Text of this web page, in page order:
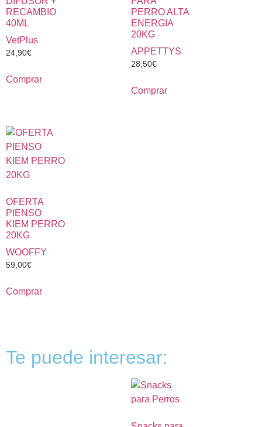
RECAMBIO
40ML
VetPlus
24,90€
Comprar
PERRO ALTA
ENERGIA
20KG
APPETTYS
28,50€
Comprar
OFERTA
PIENSO
KIEM PERRO
20KG
WOOFFY
59,00€
Comprar
Te puede interesar: